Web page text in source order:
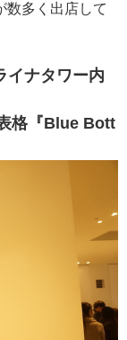
数多く出店して
イナタワー内
格『Blue Bott